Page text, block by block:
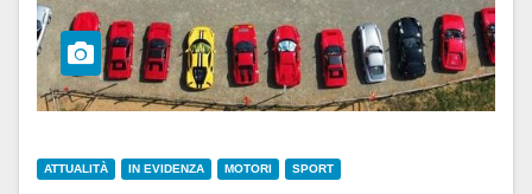
ATTUALITÀ IN EVIDENZA MOTORI SPORT